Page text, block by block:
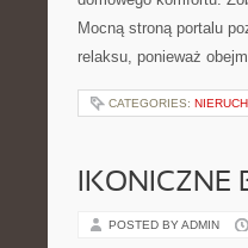
Mocną stroną portalu
relaksu, ponieważ
CATEGORIES:
IKONICZNE
POSTED BY ADMIN